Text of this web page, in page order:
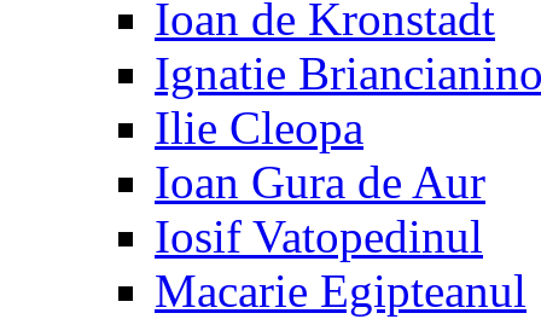
Ioan de Kronstadt
Ignatie
Ilie Cleopa
Ioan Gura de Aur
Iosif Vatopedinul
Macarie Egipteanul